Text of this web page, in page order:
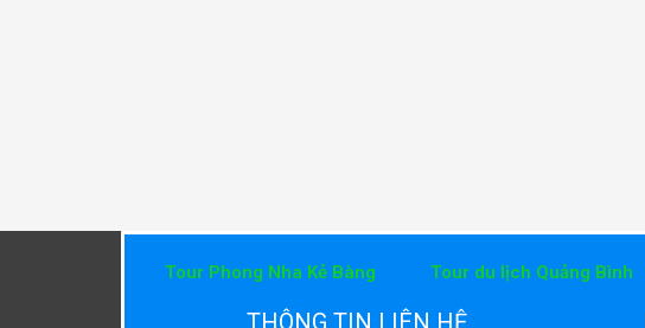
Tour Phong Nha Kẻ Bàng Tour du lịch Quảng Bình
THÔNG TIN LIÊN HỆ